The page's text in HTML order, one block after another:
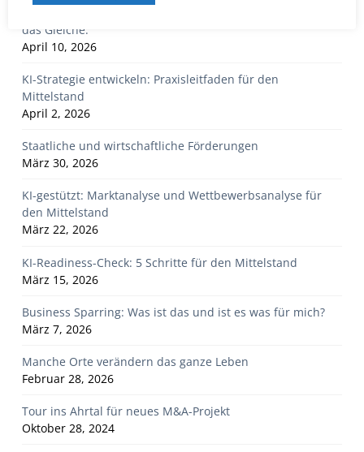
das Gleiche.
April 10, 2026
KI-Strategie entwickeln: Praxisleitfaden für den
Mittelstand
April 2, 2026
Staatliche und wirtschaftliche Förderungen
März 30, 2026
KI-gestützt: Marktanalyse und Wettbewerbsanalyse für
den Mittelstand
März 22, 2026
KI-Readiness-Check: 5 Schritte für den Mittelstand
März 15, 2026
Business Sparring: Was ist das und ist es was für mich?
März 7, 2026
Manche Orte verändern das ganze Leben
Februar 28, 2026
Tour ins Ahrtal für neues M&A-Projekt
Oktober 28, 2024